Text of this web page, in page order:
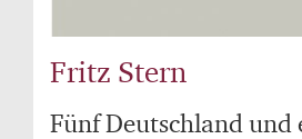
Fritz Stern
Fünf Deutschland und